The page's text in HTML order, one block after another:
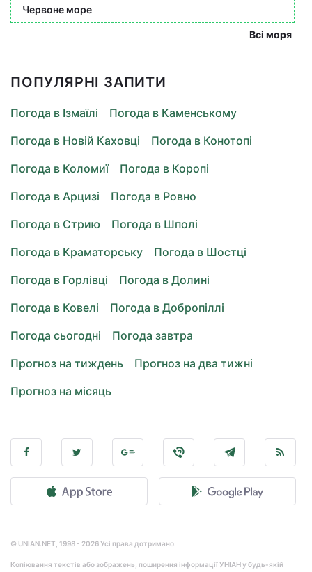
Червоне море
Всі моря
ПОПУЛЯРНІ ЗАПИТИ
Погода в Ізмаїлі
Погода в Каменському
Погода в Новій Каховці
Погода в Конотопі
Погода в Коломиї
Погода в Коропі
Погода в Арцизі
Погода в Ровно
Погода в Стрию
Погода в Шполі
Погода в Краматорську
Погода в Шостці
Погода в Горлівці
Погода в Долині
Погода в Ковелі
Погода в Добропіллі
Погода сьогодні
Погода завтра
Прогноз на тиждень
Прогноз на два тижні
Прогноз на місяць
© UNIAN.NET, 1998 - 2026 Усі права дотримано.
Копіювання текстів або зображень, поширення інформації УНІАН у будь-якій